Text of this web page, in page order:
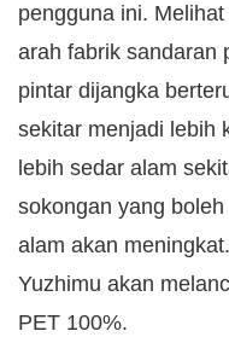
pengguna ini.
arah fabrik sandaran
pintar dijangka
sekitar menjadi lebih
lebih sedar alam
sokongan yang
alam akan
Yuzhimu akan
PET 100%.